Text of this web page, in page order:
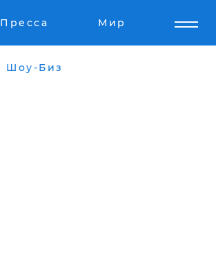
Пресса Мир
Шоу-Биз